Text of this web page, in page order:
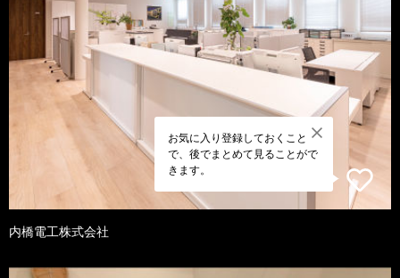
お気に入り登録しておくこと
で、後でまとめて見ることがで
きます。
内橋電工株式会社